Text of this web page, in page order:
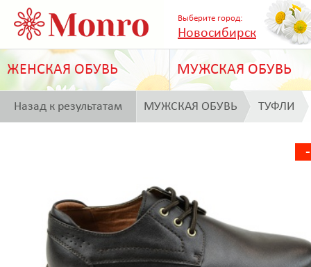
Выберите город:
Новосибирск
ЖЕНСКАЯ ОБУВЬ МУЖСКАЯ ОБУВЬ
Назад к результатам МУЖСКАЯ ОБУВЬ ТУФЛИ